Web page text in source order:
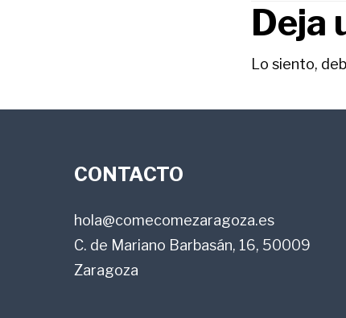
CON
LOS
Deja
Lo siento,
CONTACTO
hola@comecomezaragoza.es
C. de Mariano Barbasán, 16, 50009
Zaragoza